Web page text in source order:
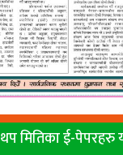
थप मितिका ई-पेपरहरु